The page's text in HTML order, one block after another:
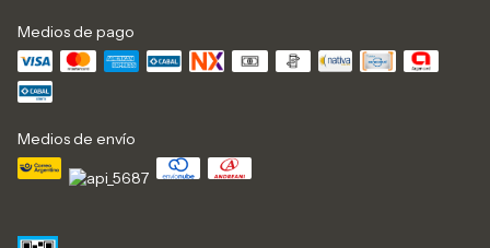
Medios de pago
Medios de envío